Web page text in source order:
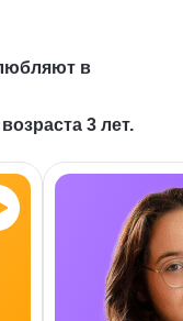
в
3 лет.